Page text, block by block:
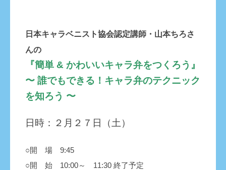
日本キャラベニスト協会認定講師・山本ちろさ
んの
『簡単 & かわいいキャラ弁をつくろう』
〜 誰でもできる！キャラ弁のテクニック
を知ろう 〜
日時：２月２７日（土）
○開 場 9:45
○開 始 10:00～ 11:30 終了予定